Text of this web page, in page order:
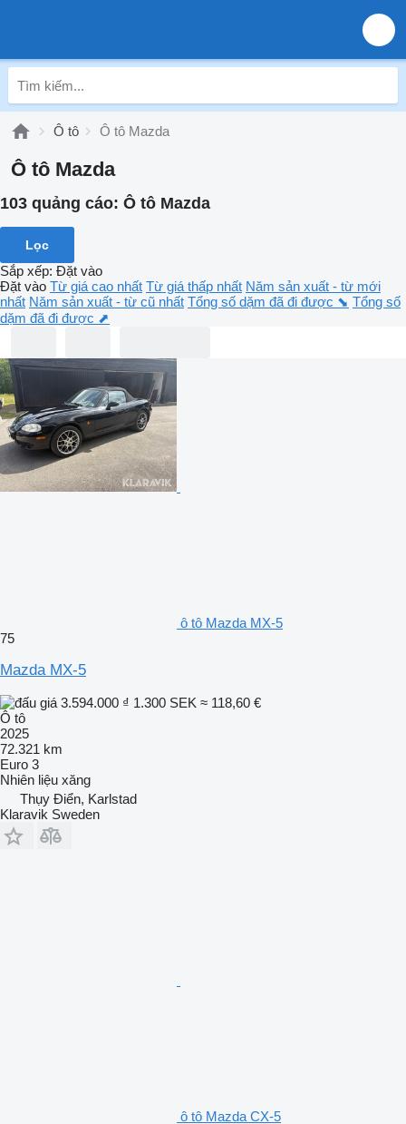
Ô tô Ô tô Mazda
Ô tô Mazda
103 quảng cáo: Ô tô Mazda
Lọc
Sắp xếp: Đặt vào
Đặt vào Từ giá cao nhất Từ giá thấp nhất Năm sản xuất - từ mới
nhất Năm sản xuất - từ cũ nhất Tổng số dặm đã đi được ⬊ Tổng số
dặm đã đi được ⬈
ô tô Mazda MX-5
75
Mazda MX-5
3.594.000 ₫ 1.300 SEK ≈ 118,60 €
Ô tô
2025
72.321 km
Euro 3
Nhiên liệu xăng
Thụy Điển, Karlstad
Klaravik Sweden
ô tô Mazda CX-5